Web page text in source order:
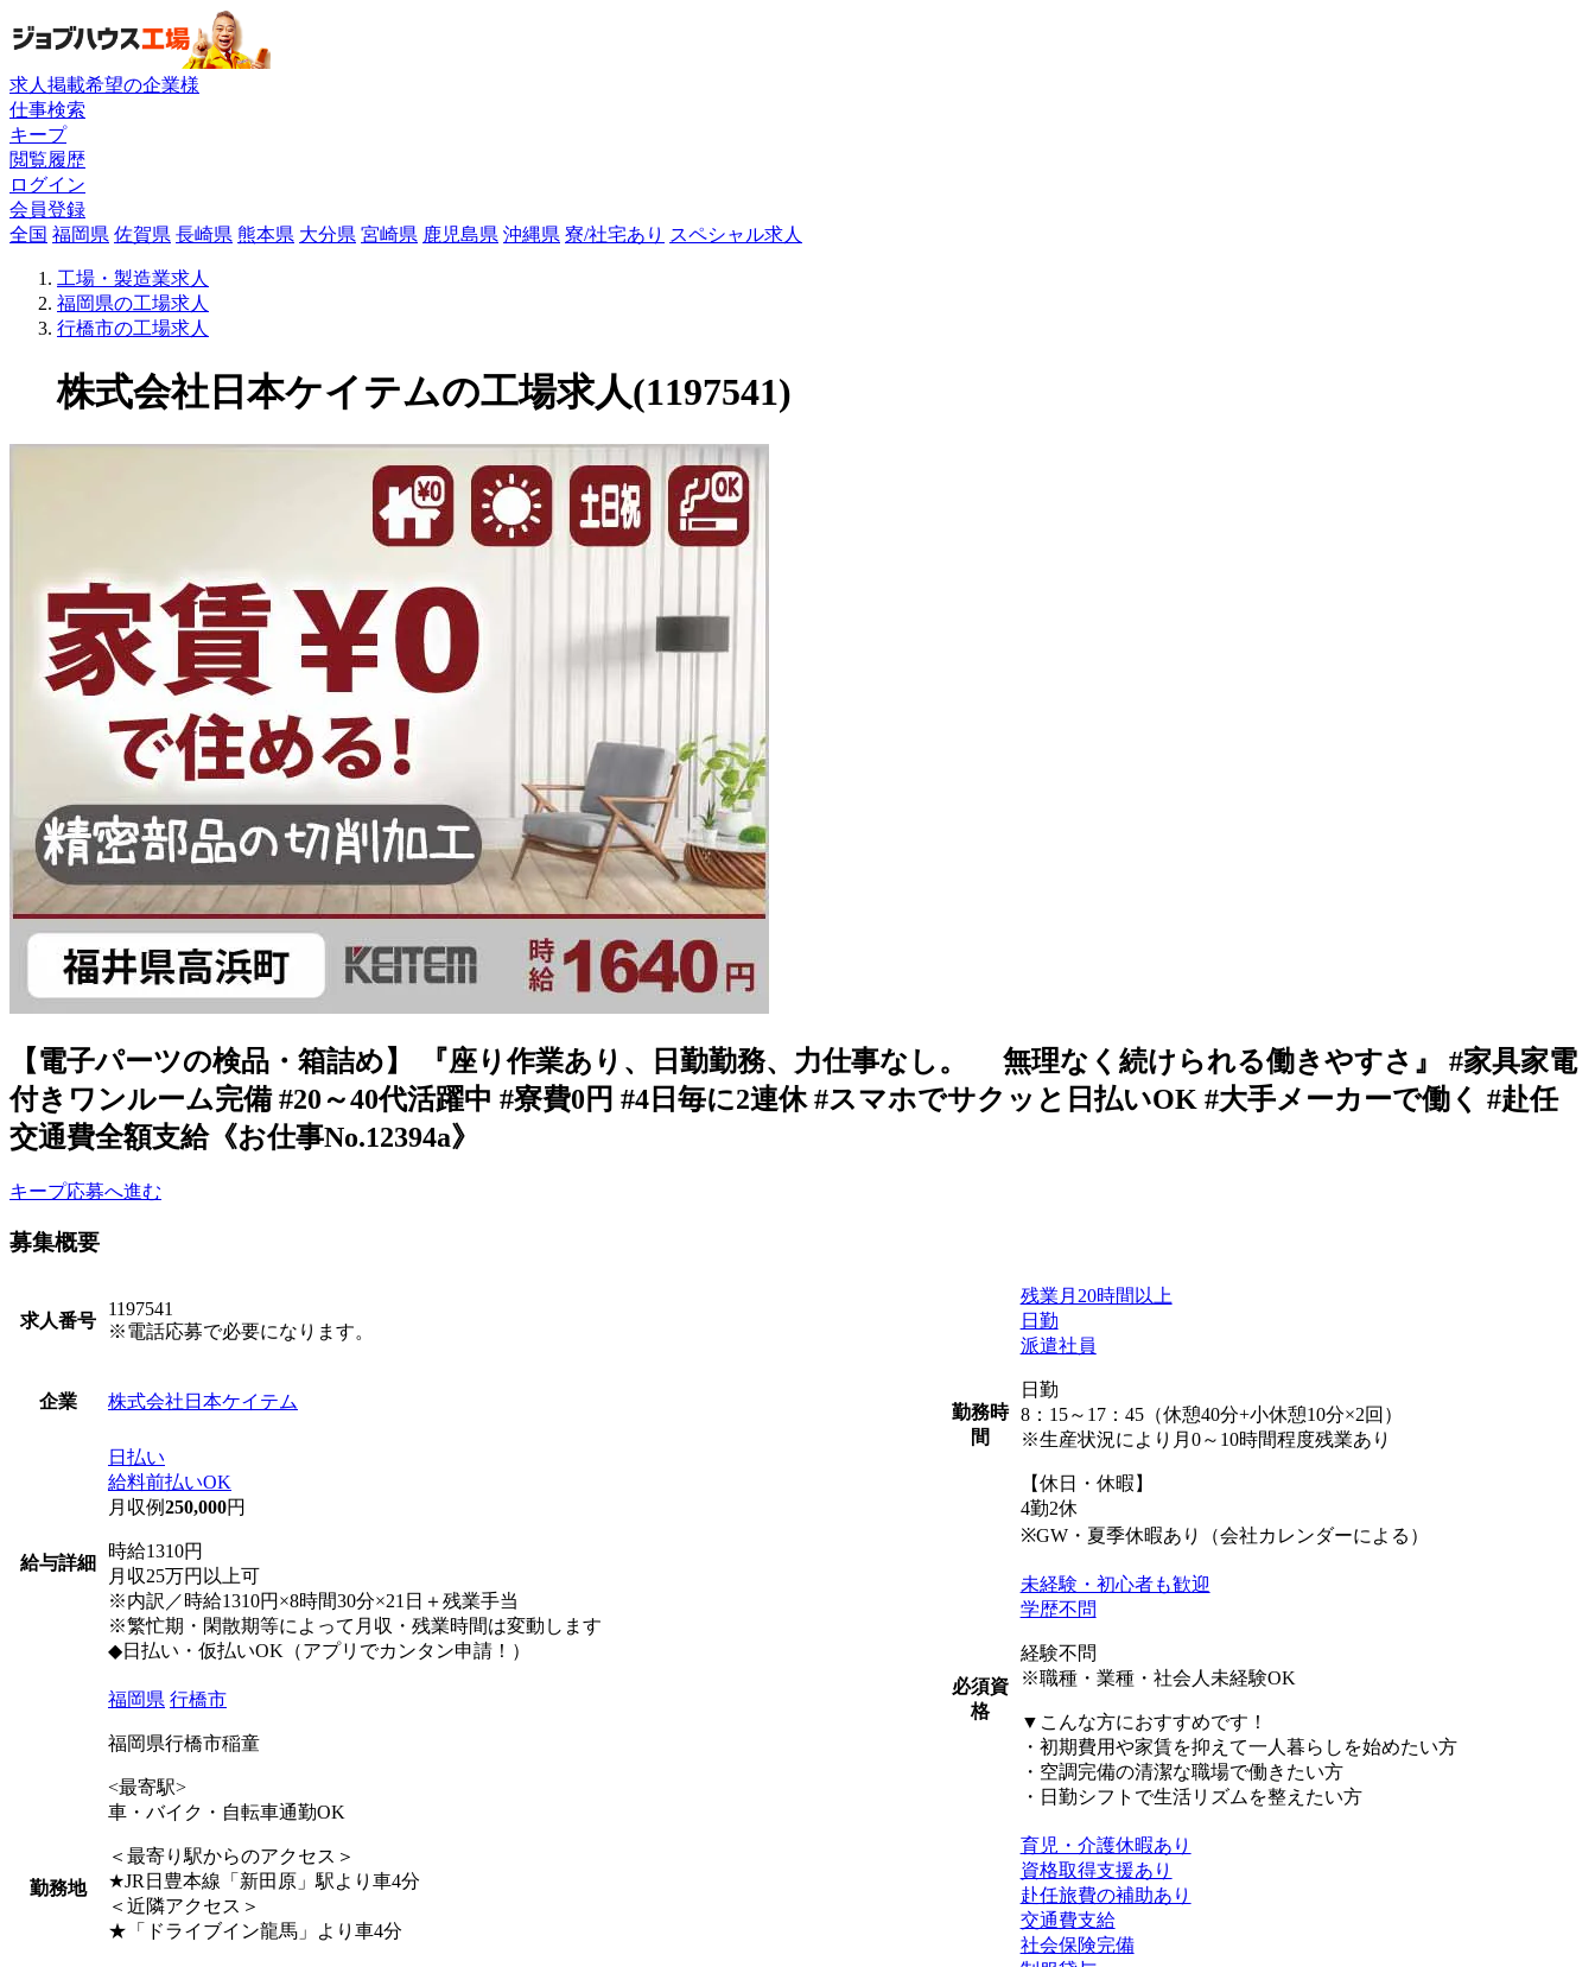
求人掲載希望の企業様
仕事検索
キープ
閲覧履歴
ログイン
会員登録
全国 福岡県 佐賀県 長崎県 熊本県 大分県 宮崎県 鹿児島県 沖縄県 寮/社宅あり スペシャル求人
工場・製造業求人
福岡県の工場求人
行橋市の工場求人
株式会社日本ケイテムの工場求人(1197541)
【電子パーツの検品・箱詰め】 『座り作業あり、日勤勤務、力仕事なし。 無理なく続けられる働きやすさ』 #家具家電
付きワンルーム完備 #20～40代活躍中 #寮費0円 #4日毎に2連休 #スマホでサクッと日払いOK #大手メーカーで働く #赴任
交通費全額支給《お仕事No.12394a》
キープ応募へ進む
募集概要
求人番号
1197541
※電話応募で必要になります。
企業 株式会社日本ケイテム
給与詳細
日払い
給料前払いOK
月収例250,000円
時給1310円
月収25万円以上可
※内訳／時給1310円×8時間30分×21日＋残業手当
※繁忙期・閑散期等によって月収・残業時間は変動します
◆日払い・仮払いOK（アプリでカンタン申請！）
勤務地
福岡県 行橋市
福岡県行橋市稲童
<最寄駅>
車・バイク・自転車通勤OK
＜最寄り駅からのアクセス＞
★JR日豊本線「新田原」駅より車4分
＜近隣アクセス＞
★「ドライブイン龍馬」より車4分
勤務時
間
残業月20時間以上
日勤
派遣社員
日勤
8：15～17：45（休憩40分+小休憩10分×2回）
※生産状況により月0～10時間程度残業あり
【休日・休暇】
4勤2休
※GW・夏季休暇あり（会社カレンダーによる）
必須資
格
未経験・初心者も歓迎
学歴不問
経験不問
※職種・業種・社会人未経験OK
▼こんな方におすすめです！
・初期費用や家賃を抑えて一人暮らしを始めたい方
・空調完備の清潔な職場で働きたい方
・日勤シフトで生活リズムを整えたい方
育児・介護休暇あり
資格取得支援あり
赴任旅費の補助あり
交通費支給
社会保険完備